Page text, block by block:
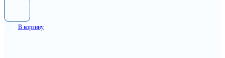
В корзину